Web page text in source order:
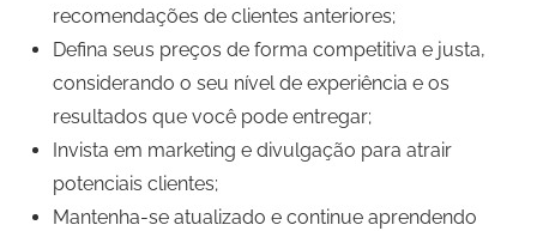
recomendações de clientes anteriores;
Defina seus preços de forma competitiva e justa,
considerando o seu nível de experiência e os
resultados que você pode entregar;
Invista em marketing e divulgação para atrair
potenciais clientes;
Mantenha-se atualizado e continue aprendendo